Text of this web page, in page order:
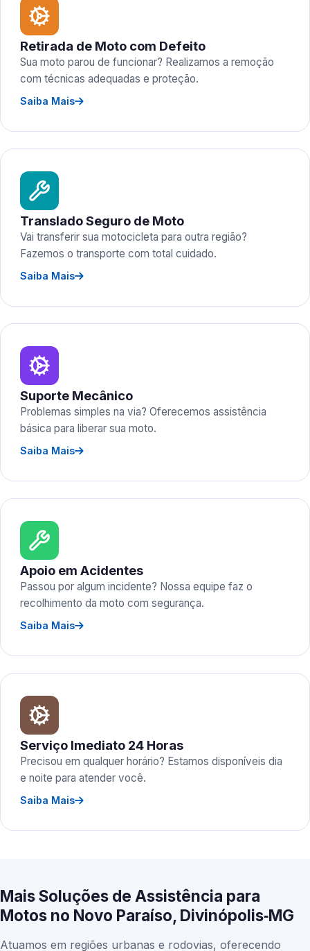
Retirada de Moto com Defeito
Sua moto parou de funcionar? Realizamos a remoção
com técnicas adequadas e proteção.
Saiba Mais
Translado Seguro de Moto
Vai transferir sua motocicleta para outra região?
Fazemos o transporte com total cuidado.
Saiba Mais
Suporte Mecânico
Problemas simples na via? Oferecemos assistência
básica para liberar sua moto.
Saiba Mais
Apoio em Acidentes
Passou por algum incidente? Nossa equipe faz o
recolhimento da moto com segurança.
Saiba Mais
Serviço Imediato 24 Horas
Precisou em qualquer horário? Estamos disponíveis dia
e noite para atender você.
Saiba Mais
Mais Soluções de Assistência para
Motos no Novo Paraíso, Divinópolis‑MG
Atuamos em regiões urbanas e rodovias, oferecendo